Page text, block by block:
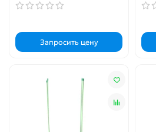
Запросить цену